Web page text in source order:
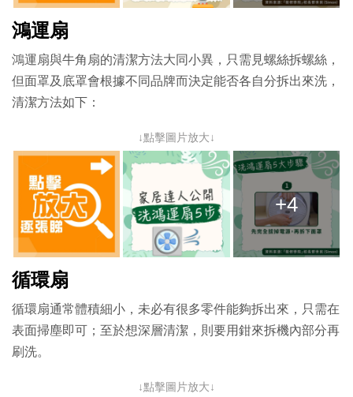
鴻運扇
鴻運扇與牛角扇的清潔方法大同小異，只需見螺絲拆螺絲，
但面罩及底罩會根據不同品牌而決定能否各自分拆出來洗，
清潔方法如下：
↓點擊圖片放大↓
+4
循環扇
循環扇通常體積細小，未必有很多零件能夠拆出來，只需在
表面掃塵即可；至於想深層清潔，則要用鉗來拆機內部分再
刷洗。
↓點擊圖片放大↓